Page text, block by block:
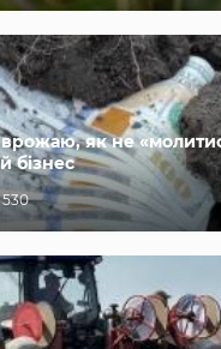
як не
бізнес
530